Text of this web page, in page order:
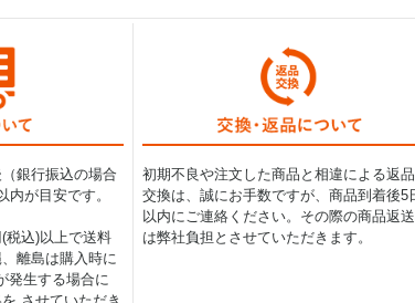
銀行振込の場合
内が目安です。
税込)以上で送料
離島は購入時に
発生する場合に
初期不良や注文した商品と相違による返品
交換は、誠にお手数ですが、商品到着後5
以内にご連絡ください。その際の商品返
は弊社負担とさせていただきます。